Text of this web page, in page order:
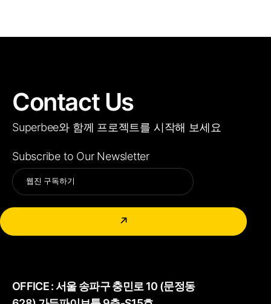
Contact Us
Superbee와 함께 프로젝트를 시작해 보세요
Subscribe to Our Newsletter
↗
Alternative:
OFFICE :서울 송파구 충민로 10 (문정동